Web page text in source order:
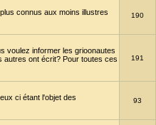
connus aux moins illustres
190
voulez informer les grioonautes
autres ont écrit? Pour toutes ces
191
ci étant l'objet des
93